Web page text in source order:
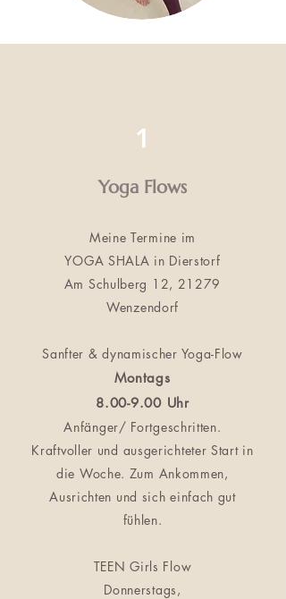
1
Yoga Flows
Meine Termine im
YOGA SHALA in Dierstorf
Am Schulberg 12, 21279
Wenzendorf
Sanfter & dynamischer Yoga-Flow
Montags
8.00-9.00 Uhr
Anfänger/ Fortgeschritten.
Kraftvoller und ausgerichteter Start in
die Woche. Zum Ankommen,
Ausrichten und sich einfach gut
fühlen.
TEEN Girls Flow
Donnerstags,